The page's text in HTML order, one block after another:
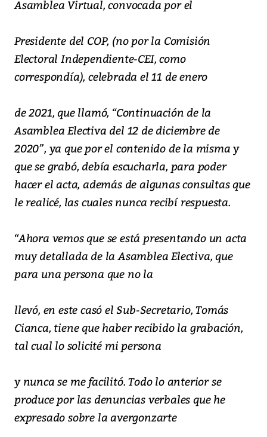
Asamblea Virtual, convocada por el
Presidente del COP, (no por la Comisión
Electoral Independiente-CEI, como
correspondía), celebrada el 11 de enero
de 2021, que llamó, “Continuación de la
Asamblea Electiva del 12 de diciembre de
2020”, ya que por el contenido de la misma y
que se grabó, debía escucharla, para poder
hacer el acta, además de algunas consultas que
le realicé, las cuales nunca recibí respuesta.
“Ahora vemos que se está presentando un acta
muy detallada de la Asamblea Electiva, que
para una persona que no la
llevó, en este casó el Sub-Secretario, Tomás
Cianca, tiene que haber recibido la grabación,
tal cual lo solicité mi persona
y nunca se me facilitó. Todo lo anterior se
produce por las denuncias verbales que he
expresado sobre la avergonzarte